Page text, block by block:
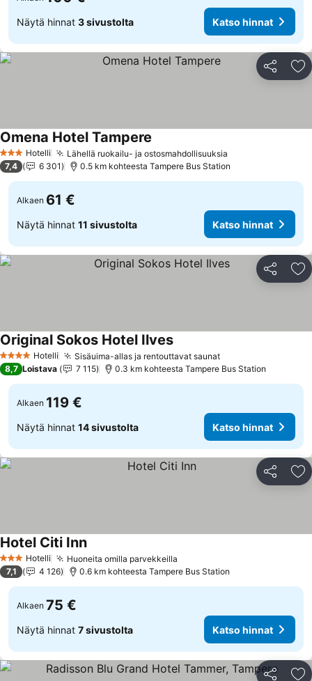
Näytä hinnat 3 sivustolta Katso hinnat
Jaa
3 Tähtiluokitus
Hotelli Lähellä ruokailu- ja ostosmahdollisuuksia
Omena Hotel Tampere
7,4 6 301 0.5 km kohteesta Tampere Bus Station
Alkaen 61 €
Näytä hinnat 11 sivustolta Katso hinnat
Jaa
4 Tähtiluokitus
Hotelli Sisäuima-allas ja rentouttavat saunat
Original Sokos Hotel Ilves
8,7 Loistava 7 115 0.3 km kohteesta Tampere Bus Station
Alkaen 119 €
Näytä hinnat 14 sivustolta Katso hinnat
Jaa
3 Tähtiluokitus
Hotelli Huoneita omilla parvekkeilla
Hotel Citi Inn
7,1 4 126 0.6 km kohteesta Tampere Bus Station
Alkaen 75 €
Näytä hinnat 7 sivustolta Katso hinnat